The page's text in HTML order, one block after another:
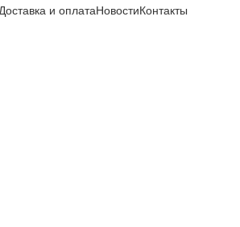
и оплатаНовостиКонтакты